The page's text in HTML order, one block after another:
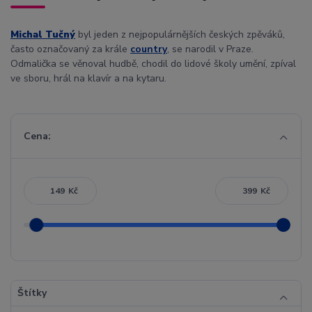
Michal Tučný byl jeden z nejpopulárnějších českých zpěváků,
často označovaný za krále country, se narodil v Praze.
Odmalička se věnoval hudbě, chodil do lidové školy umění, zpíval
ve sboru, hrál na klavír a na kytaru.
Cena:
Kč Kč
Štítky